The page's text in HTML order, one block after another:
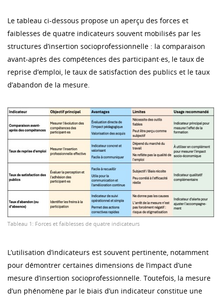
Le tableau ci-dessous propose un aperçu des forces et
faiblesses de quatre indicateurs souvent mobilisés par les
structures d’insertion socioprofessionnelle : la comparaison
avant-après des compétences des participant·es, le taux de
reprise d’emploi, le taux de satisfaction des publics et le taux
d’abandon de la mesure.
Tableau 1: Forces et faiblesses de quatre indicateurs
L’utilisation d’indicateurs est souvent pertinente, notamment
pour démontrer certaines dimensions de l’impact d’une
mesure d’insertion socioprofessionnelle. Toutefois, la mesure
d’un phénomène par le biais d’un indicateur constitue une